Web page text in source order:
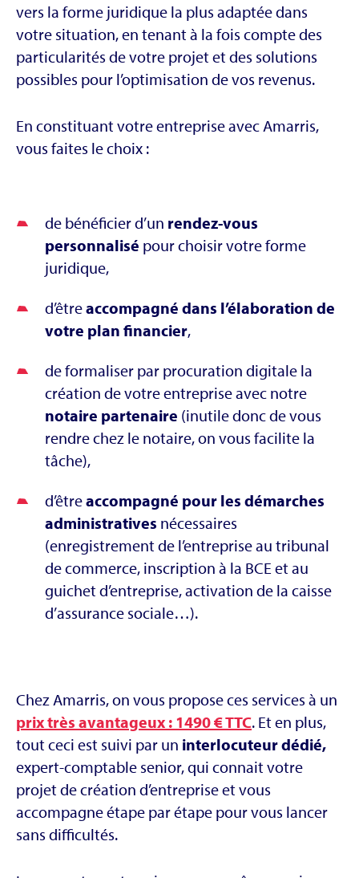
vers la forme juridique la plus adaptée dans
votre situation, en tenant à la fois compte des
particularités de votre projet et des solutions
possibles pour l’optimisation de vos revenus.
En constituant votre entreprise avec Amarris,
vous faites le choix :
de bénéficier d’un rendez-vous
personnalisé pour choisir votre forme
juridique,
d’êtreaccompagné dans l’élaboration de
votre plan financier,
de formaliser par procuration digitale la
création de votre entreprise avec notre
notaire partenaire (inutile donc de vous
rendre chez le notaire, on vous facilite la
tâche),
d’êtreaccompagné pour les démarches
administratives nécessaires
(enregistrement de l’entreprise au tribunal
de commerce, inscription à la BCE et au
guichet d’entreprise, activation de la caisse
d’assurance sociale…).
Chez Amarris, on vous propose ces services à un
prix très avantageux : 1490 € TTC. Et en plus,
tout ceci est suivi par un interlocuteur dédié,
expert-comptable senior, qui connait votre
projet de création d’entreprise et vous
accompagne étape par étape pour vous lancer
sans difficultés.